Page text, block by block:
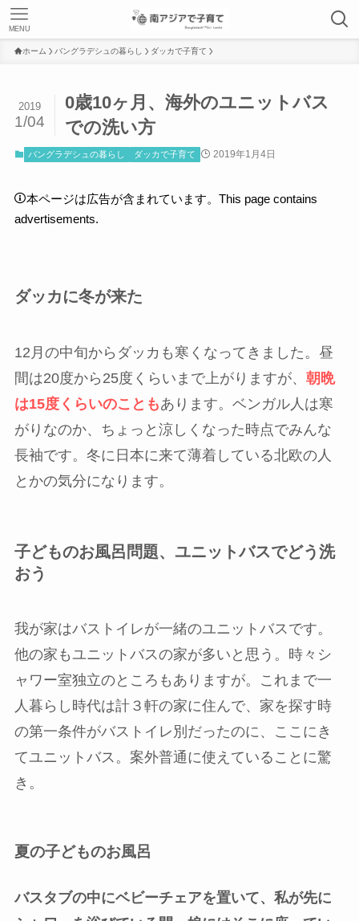
MENU
ホーム バングラデシュの暮らし ダッカで子育て
0歳10ヶ月、海外のユニットバス
での洗い方
2019
1/04
バングラデシュの暮らし ダッカで子育て 2019年1月4日
本ページは広告が含まれています。This page contains
advertisements.
ダッカに冬が来た
12月の中旬からダッカも寒くなってきました。昼
間は20度から25度くらいまで上がりますが、 朝晩
は15度くらいのこともあります。ベンガル人は寒
がりなのか、ちょっと涼しくなった時点でみんな
長袖です。冬に日本に来て薄着している北欧の人
とかの気分になります。
子どものお風呂問題、ユニットバスでどう洗
おう
我が家はバストイレが一緒のユニットバスです。
他の家もユニットバスの家が多いと思う。時々シ
ャワー室独立のところもありますが。これまで一
人暮らし時代は計３軒の家に住んで、家を探す時
の第一条件がバストイレ別だったのに、ここにき
てユニットバス。案外普通に使えていることに驚
き。
夏の子どものお風呂
バスタブの中にベビーチェアを置いて、私が先に